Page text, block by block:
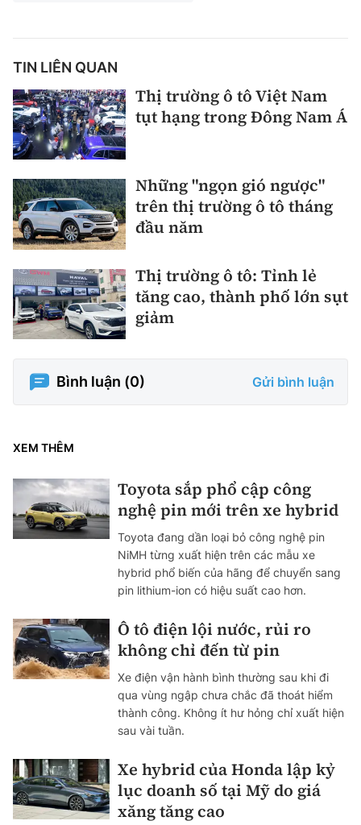
TIN LIÊN QUAN
Thị trường ô tô Việt Nam
tụt hạng trong Đông Nam Á
Những "ngọn gió ngược"
trên thị trường ô tô tháng
đầu năm
Thị trường ô tô: Tỉnh lẻ
tăng cao, thành phố lớn sụt
giảm
Bình luận (0) Gửi bình luận
XEM THÊM
Toyota sắp phổ cập công
nghệ pin mới trên xe hybrid
Toyota đang dần loại bỏ công nghệ pin
NiMH từng xuất hiện trên các mẫu xe
hybrid phổ biến của hãng để chuyển sang
pin lithium-ion có hiệu suất cao hơn.
Ô tô điện lội nước, rủi ro
không chỉ đến từ pin
Xe điện vận hành bình thường sau khi đi
qua vùng ngập chưa chắc đã thoát hiểm
thành công. Không ít hư hỏng chỉ xuất hiện
sau vài tuần.
Xe hybrid của Honda lập kỷ
lục doanh số tại Mỹ do giá
xăng tăng cao